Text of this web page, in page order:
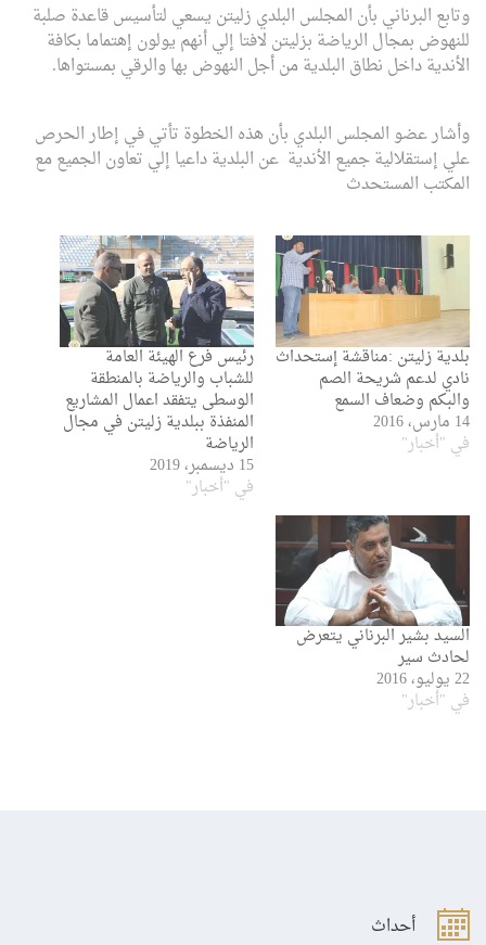
وتابع البرناني بأن المجلس البلدي زليتن يسعي لتأسيس قاعدة صلبة
للنهوض بمجال الرياضة بزليتن لافتا إلي أنهم يولون إهتماما بكافة
الأندية داخل نطاق البلدية من أجل النهوض بها والرقي بمستواها.
وأشار عضو المجلس البلدي بأن هذه الخطوة تأتي في إطار الحرص
علي إستقلالية جميع الأندية عن البلدية داعيا إلي تعاون الجميع مع
المكتب المستحدث
بلدية زليتن :مناقشة إستحداث
نادي لدعم شريحة الصم
والبكم وضعاف السمع
14 مارس، 2016
في "أخبار"
رئيس فرع الهيئة العامة
للشباب والرياضة بالمنطقة
الوسطى يتفقد اعمال المشاريع
المنفذة ببلدية زليتن في مجال
الرياضة
15 ديسمبر، 2019
في "أخبار"
السيد بشير البرناني يتعرض
لحادث سير
22 يوليو، 2016
في "أخبار"
أحداث